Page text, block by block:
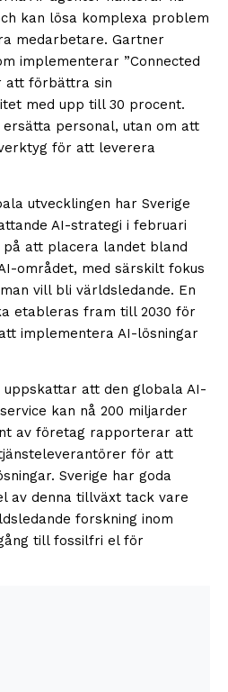
kan lösa komplexa problem
medarbetare. Gartner
implementerar ”Connected
att förbättra sin
med upp till 30 procent.
personal, utan om att
för att leverera
utvecklingen har Sverige
AI-strategi i februari
på att placera landet bland
området, med särskilt fokus
vill bli världsledande. En
etableras fram till 2030 för
implementera AI-lösningar
uppskattar att den globala AI-
kan nå 200 miljarder
av företag rapporterar att
för att
Sverige har goda
av denna tillväxt tack vare
forskning inom
till fossilfri el för